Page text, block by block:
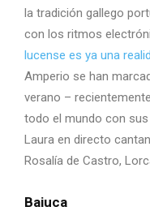
la tradición gallego
con los ritmos
lucense es ya una
Amperio se han
verano – recientemente
todo el mundo con
Laura en directo
Rosalía de Castro,
Baiuca